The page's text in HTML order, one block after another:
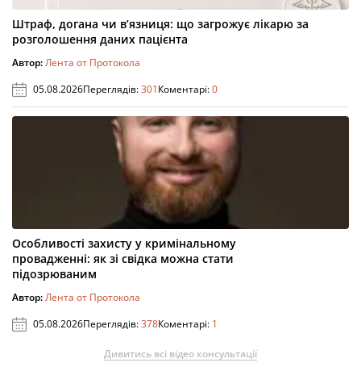
Штраф, догана чи в’язниця: що загрожує лікарю за
розголошення даних пацієнта
Автор:Лента от Протокола
05.08.2026Переглядів:301Коментарі:0
Особливості захисту у кримінальному
провадженні: як зі свідка можна стати
підозрюваним
Автор:Лента от Протокола
05.08.2026Переглядів:378Коментарі: 1
Дивитись всі відео консультації